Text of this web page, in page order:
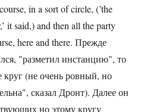
in a sort of circle, (’the
it said,) and then all the party
here and there. Прежде
"разметил инстанцию", то
круг (не очень ровный, но
сказал Дронт). Далее он
но этому кругу